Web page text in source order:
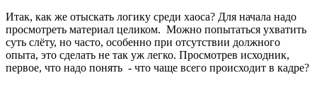
Итак, как же отыскать логику среди хаоса? Для начала надо
просмотреть материал целиком. Можно попытаться ухватить
суть слёту, но часто, особенно при отсутствии должного
опыта, это сделать не так уж легко. Просмотрев исходник,
первое, что надо понять - что чаще всего происходит в кадре?